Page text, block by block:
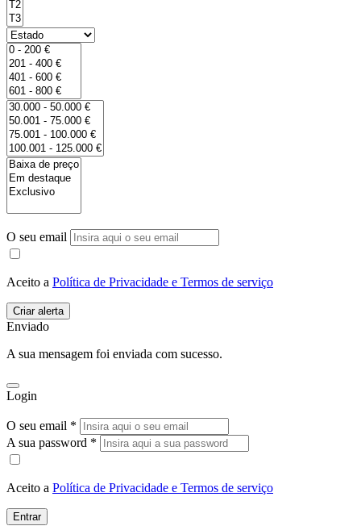
O seu email
Aceito a Política de Privacidade e Termos de serviço
Enviado
A sua mensagem foi enviada com sucesso.
Login
O seu email *
A sua password *
Aceito a Política de Privacidade e Termos de serviço
Entrar